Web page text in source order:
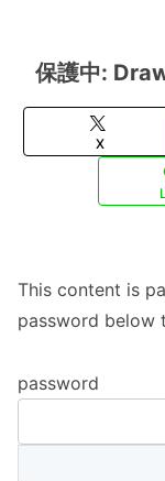
保護中:
X
This content is
password below
password